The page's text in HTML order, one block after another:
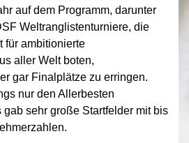
auf dem Programm, darunter
Weltranglistenturniere, die
für ambitionierte
aller Welt boten,
gar Finalplätze zu erringen.
nur den Allerbesten
sehr große Startfelder mit bis